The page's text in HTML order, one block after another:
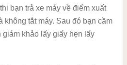
bạn trả xe máy về điểm xuất
không tắt máy. Sau đó bạn cầm
khảo lấy giấy hẹn lấy